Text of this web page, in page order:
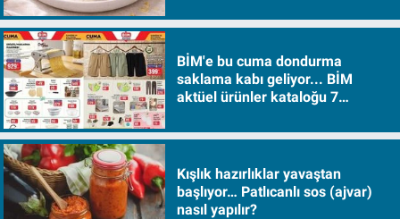
BİM'e bu cuma dondurma
saklama kabı geliyor... BİM
aktüel ürünler kataloğu 7
Kışlık hazırlıklar yavaştan
başlıyor… Patlıcanlı sos (ajvar)
nasıl yapılır?